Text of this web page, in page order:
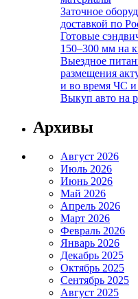
Заточное
доставкой по
Готовые
150–300 мм на
Выездное
размещения
и во время ЧС
Выкуп авто на
Архивы
Август 2026
Июль 2026
Июнь 2026
Май 2026
Апрель 2026
Март 2026
Февраль 2026
Январь 2026
Декабрь 2025
Октябрь 2025
Сентябрь 2025
Август 2025